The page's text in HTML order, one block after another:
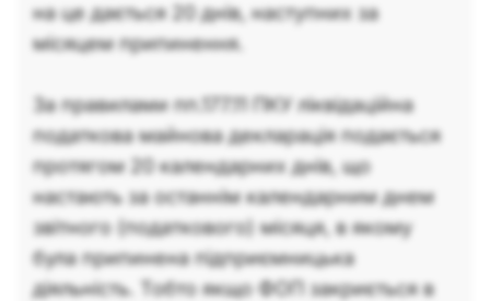
на це дається 20 днів, наступних за
місяцем припинення.
За правилами пп.177.11 ПКУ ліквідаційна
податкова майнова декларація подається
протягом 20 календарних днів, що
настають за останнім календарним днем
звітного (податкового) місяця, в якому
була припинена підприємницька
діяльність. Тобто якщо ФОП закриється в